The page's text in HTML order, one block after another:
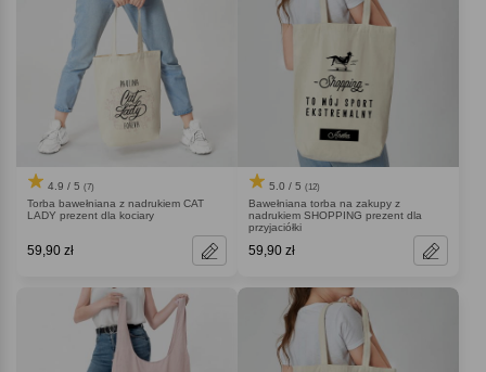
4.9 / 5 (7)
Torba bawełniana z nadrukiem CAT
LADY prezent dla kociary
59,90 zł
5.0 / 5 (12)
Bawełniana torba na zakupy z
nadrukiem SHOPPING prezent dla
przyjaciółki
59,90 zł